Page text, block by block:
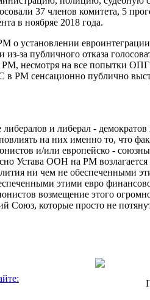
37 членов комитета, 5
в ноябряе 2018 года.
установлении евроинтеграции
за публичного отказа
РМ, несмотря на все попытки
в РМ сенсационно публично
и либерал -
на них именно то, что
и/или европейско -
Устава ООН на РМ возлагается
ни чем не обеспеченными
этими евро
возмещение этого
Союз, которые просто не